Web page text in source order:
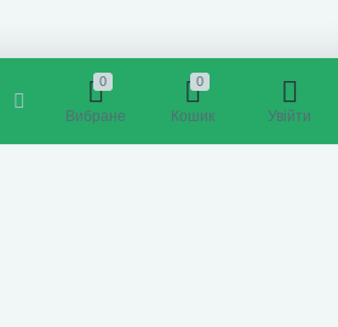
0
Вибране
0
Кошик Увійти